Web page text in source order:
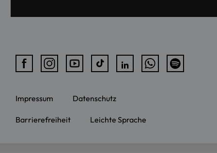
Impressum Datenschutz
Barrierefreiheit Leichte Sprache